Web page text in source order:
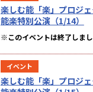
楽しむ能「楽」プロジ
能楽特別公演（1/14）
※このイベントは終了しまし
イベント
楽しむ能「楽」プロジ